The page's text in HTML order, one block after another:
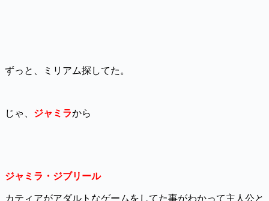
ずっと、ミリアム探してた。
じゃ、 ジャミラから
ジャミラ・ジブリール
カティアがアダルトなゲームをしてた事がわかって主人公と